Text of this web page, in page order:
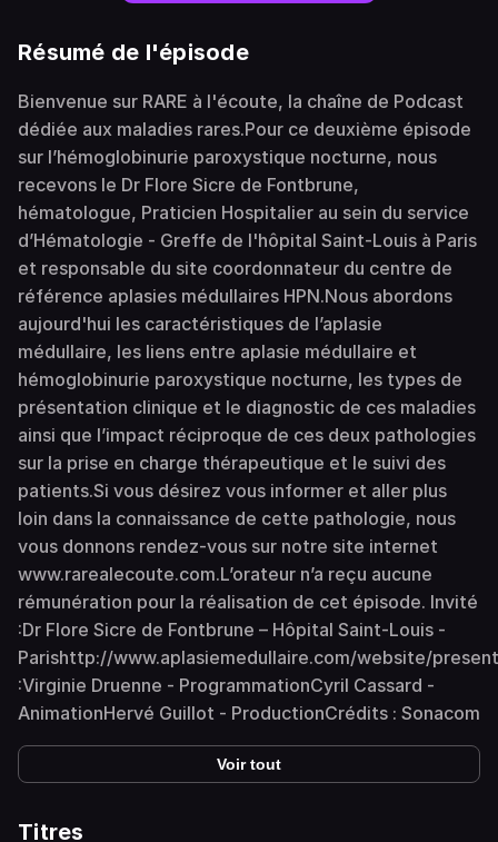
Résumé de l'épisode
Bienvenue sur RARE à l'écoute, la chaîne de Podcast
dédiée aux maladies rares.Pour ce deuxième épisode
sur l’hémoglobinurie paroxystique nocturne, nous
recevons le Dr Flore Sicre de Fontbrune,
hématologue, Praticien Hospitalier au sein du service
d’Hématologie - Greffe de l'hôpital Saint-Louis à Paris
et responsable du site coordonnateur du centre de
référence aplasies médullaires HPN.Nous abordons
aujourd'hui les caractéristiques de l’aplasie
médullaire, les liens entre aplasie médullaire et
hémoglobinurie paroxystique nocturne, les types de
présentation clinique et le diagnostic de ces maladies
ainsi que l’impact réciproque de ces deux pathologies
sur la prise en charge thérapeutique et le suivi des
patients.Si vous désirez vous informer et aller plus
loin dans la connaissance de cette pathologie, nous
vous donnons rendez-vous sur notre site internet
www.rarealecoute.com.L’orateur n’a reçu aucune
rémunération pour la réalisation de cet épisode. Invité
:Dr Flore Sicre de Fontbrune – Hôpital Saint-Louis -
Parishttp://www.aplasiemedullaire.com/website/
:Virginie Druenne - ProgrammationCyril Cassard -
AnimationHervé Guillot - ProductionCrédits : Sonacom
Voir tout
Titres